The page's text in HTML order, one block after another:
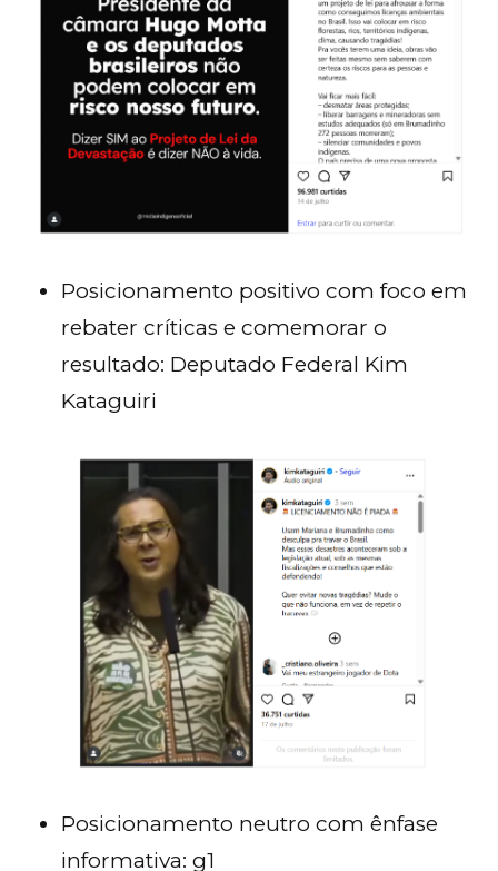
Posicionamento positivo com foco em
rebater críticas e comemorar o
resultado: Deputado Federal Kim
Kataguiri
Posicionamento neutro com ênfase
informativa: g1